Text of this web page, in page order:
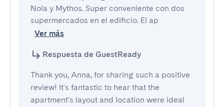
Nola y Mythos. Super conveniente con dos
supermercados en el edificio. El ap
Ver más
Respuesta de GuestReady
Thank you, Anna, for sharing such a positive
review! It's fantastic to hear that the
apartment's layout and location were ideal